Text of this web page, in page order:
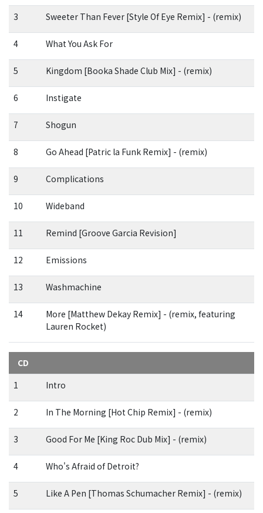
3 Sweeter Than Fever [Style Of Eye Remix] - (remix)
4 What You Ask For
5 Kingdom [Booka Shade Club Mix] - (remix)
6 Instigate
7 Shogun
8 Go Ahead [Patric la Funk Remix] - (remix)
9 Complications
10 Wideband
11 Remind [Groove Garcia Revision]
12 Emissions
13 Washmachine
14
More [Matthew Dekay Remix] - (remix, featuring
Lauren Rocket)
CD
1
Intro
2 In The Morning [Hot Chip Remix] - (remix)
3 Good For Me [King Roc Dub Mix] - (remix)
4 Who's Afraid of Detroit?
5 Like A Pen [Thomas Schumacher Remix] - (remix)